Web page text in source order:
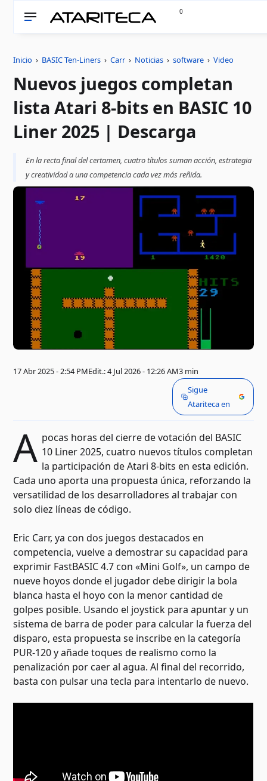
0
Inicio › BASIC Ten-Liners ›Carr › Noticias ›software ›Video
Nuevos juegos completan
lista Atari 8-bits en BASIC 10
Liner 2025 | Descarga
En la recta final del certamen, cuatro títulos suman acción, estrategia
y creatividad a una competencia cada vez más reñida.
17 Abr 2025 - 2:54 PMEdit.: 4 Jul 2026 - 12:26 AM3 min
Sigue
Atariteca en
A pocas horas del cierre de votación del BASIC
10 Liner 2025, cuatro nuevos títulos completan
la participación de Atari 8-bits en esta edición.
Cada uno aporta una propuesta única, reforzando la
versatilidad de los desarrolladores al trabajar con
solo diez líneas de código.
Eric Carr, ya con dos juegos destacados en
competencia, vuelve a demostrar su capacidad para
exprimir FastBASIC 4.7 con «Mini Golf», un campo de
nueve hoyos donde el jugador debe dirigir la bola
blanca hasta el hoyo con la menor cantidad de
golpes posible. Usando el joystick para apuntar y un
sistema de barra de poder para calcular la fuerza del
disparo, esta propuesta se inscribe en la categoría
PUR-120 y añade toques de realismo como la
penalización por caer al agua. Al final del recorrido,
basta con pulsar una tecla para intentarlo de nuevo.